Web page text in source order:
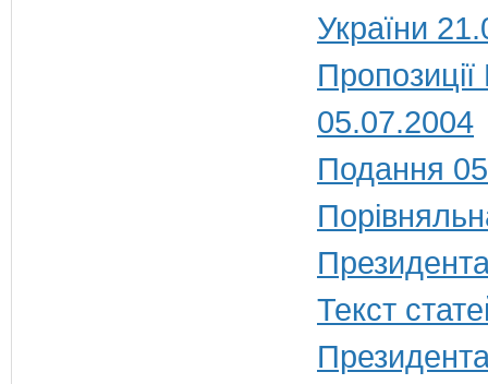
України
05.07.2004
Подання
Текст